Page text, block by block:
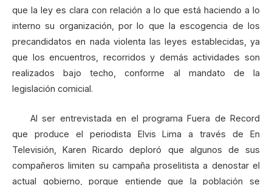
que la ley es clara con relación a lo que está haciendo a lo
interno su organización, por lo que la escogencia de los
precandidatos en nada violenta las leyes establecidas, ya
que los encuentros, recorridos y demás actividades son
realizados bajo techo, conforme al mandato de la
legislación comicial.
Al ser entrevistada en el programa Fuera de Record
que produce el periodista Elvis Lima a través de En
Televisión, Karen Ricardo deploró que algunos de sus
compañeros limiten su campaña proselitista a denostar el
actual gobierno, porque entiende que la población se